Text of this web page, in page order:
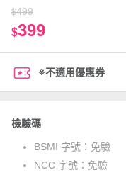
$499
$399
※不適用優惠券
檢驗碼
BSMI 字號： 免驗
NCC 字號： 免驗